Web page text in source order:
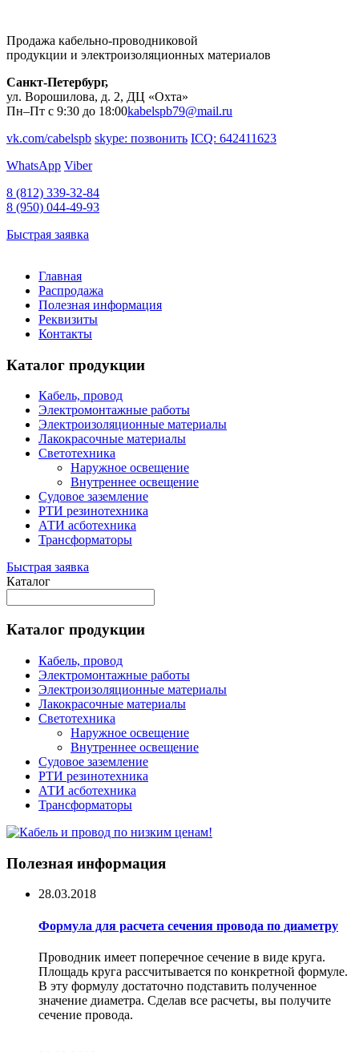
Продажа кабельно-проводниковой
продукции и электроизоляционных материалов
Санкт-Петербург,
ул. Ворошилова, д. 2, ДЦ «Охта»
Пн–Пт с 9:30 до 18:00kabelspb79@mail.ru
vk.com/cabelspb skype: позвонить ICQ: 642411623
WhatsApp Viber
8 (812) 339-32-84
8 (950) 044-49-93
Быстрая заявка
Главная
Распродажа
Полезная информация
Реквизиты
Контакты
Каталог продукции
Кабель, провод
Электромонтажные работы
Электроизоляционные материалы
Лакокрасочные материалы
Светотехника
Наружное освещение
Внутреннее освещение
Судовое заземление
РТИ резинотехника
АТИ асботехника
Трансформаторы
Быстрая заявка
Каталог
Каталог продукции
Кабель, провод
Электромонтажные работы
Электроизоляционные материалы
Лакокрасочные материалы
Светотехника
Наружное освещение
Внутреннее освещение
Судовое заземление
РТИ резинотехника
АТИ асботехника
Трансформаторы
Полезная информация
28.03.2018
Формула для расчета сечения провода по диаметру
Проводник имеет поперечное сечение в виде круга.
Площадь круга рассчитывается по конкретной формуле.
В эту формулу достаточно подставить полученное
значение диаметра. Сделав все расчеты, вы получите
сечение провода.